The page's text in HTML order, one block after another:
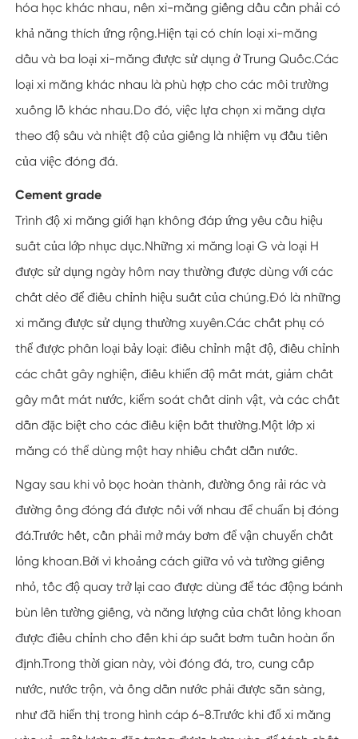
hóa học khác nhau, nên xi-măng giếng dầu cần phải có
khả năng thích ứng rộng.Hiện tại có chín loại xi-măng
dầu và ba loại xi-măng được sử dụng ở Trung Quốc.Các
loại xi măng khác nhau là phù hợp cho các môi trường
xuống lỗ khác nhau.Do đó, việc lựa chọn xi măng dựa
theo độ sâu và nhiệt độ của giếng là nhiệm vụ đầu tiên
của việc đóng đá.
Cement grade
Trình độ xi măng giới hạn không đáp ứng yêu cầu hiệu
suất của lớp nhục dục.Những xi măng loại G và loại H
được sử dụng ngày hôm nay thường được dùng với các
chất dẻo để điều chỉnh hiệu suất của chúng.Đó là những
xi măng được sử dụng thường xuyên.Các chất phụ có
thể được phân loại bảy loại: điều chỉnh mật độ, điều chỉnh
các chất gây nghiện, điều khiển độ mất mát, giảm chất
gây mất mát nước, kiểm soát chất dinh vật, và các chất
dẫn đặc biệt cho các điều kiện bất thường.Một lớp xi
măng có thể dùng một hay nhiều chất dẫn nước.
Ngay sau khi vỏ bọc hoàn thành, đường ống rải rác và
đường ống đóng đá được nối với nhau để chuẩn bị đóng
đá.Trước hết, cần phải mở máy bơm để vận chuyển chất
lỏng khoan.Bởi vì khoảng cách giữa vỏ và tường giếng
nhỏ, tốc độ quay trở lại cao được dùng để tác động bánh
bùn lên tường giếng, và năng lượng của chất lỏng khoan
được điều chỉnh cho đến khi áp suất bơm tuần hoàn ổn
định.Trong thời gian này, vòi đóng đá, tro, cung cấp
nước, nước trộn, và ống dẫn nước phải được sẵn sàng,
như đã hiển thị trong hình cáp 6-8.Trước khi đổ xi măng